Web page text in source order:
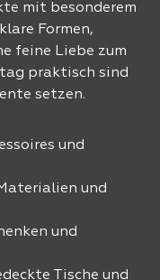
mit besonderem
Formen,
feine Liebe zum
praktisch sind
setzen.
und
und
und
Tische und